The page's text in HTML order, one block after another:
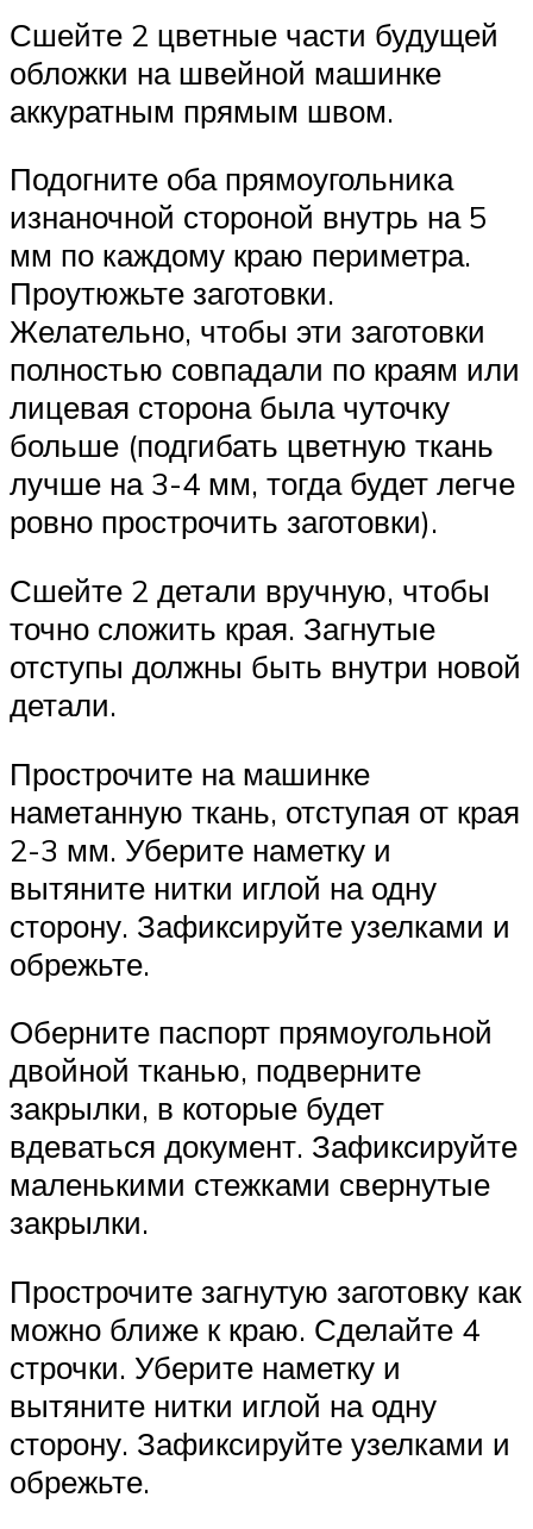
Сшейте 2 цветные части будущей
обложки на швейной машинке
аккуратным прямым швом.
Подогните оба прямоугольника
изнаночной стороной внутрь на 5
мм по каждому краю периметра.
Проутюжьте заготовки.
Желательно, чтобы эти заготовки
полностью совпадали по краям или
лицевая сторона была чуточку
больше (подгибать цветную ткань
лучше на 3-4 мм, тогда будет легче
ровно прострочить заготовки).
Сшейте 2 детали вручную, чтобы
точно сложить края. Загнутые
отступы должны быть внутри новой
детали.
Прострочите на машинке
наметанную ткань, отступая от края
2-3 мм. Уберите наметку и
вытяните нитки иглой на одну
сторону. Зафиксируйте узелками и
обрежьте.
Оберните паспорт прямоугольной
двойной тканью, подверните
закрылки, в которые будет
вдеваться документ. Зафиксируйте
маленькими стежками свернутые
закрылки.
Прострочите загнутую заготовку как
можно ближе к краю. Сделайте 4
строчки. Уберите наметку и
вытяните нитки иглой на одну
сторону. Зафиксируйте узелками и
обрежьте.